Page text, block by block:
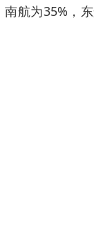
航为35%，